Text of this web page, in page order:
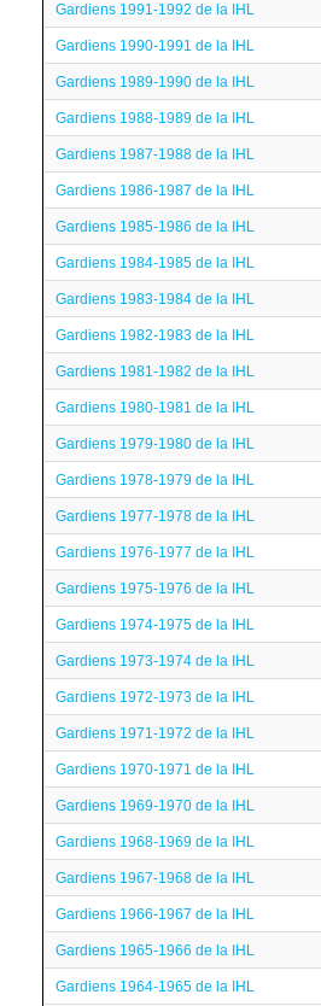
Gardiens 1991-1992 de la IHL
Gardiens 1990-1991 de la IHL
Gardiens 1989-1990 de la IHL
Gardiens 1988-1989 de la IHL
Gardiens 1987-1988 de la IHL
Gardiens 1986-1987 de la IHL
Gardiens 1985-1986 de la IHL
Gardiens 1984-1985 de la IHL
Gardiens 1983-1984 de la IHL
Gardiens 1982-1983 de la IHL
Gardiens 1981-1982 de la IHL
Gardiens 1980-1981 de la IHL
Gardiens 1979-1980 de la IHL
Gardiens 1978-1979 de la IHL
Gardiens 1977-1978 de la IHL
Gardiens 1976-1977 de la IHL
Gardiens 1975-1976 de la IHL
Gardiens 1974-1975 de la IHL
Gardiens 1973-1974 de la IHL
Gardiens 1972-1973 de la IHL
Gardiens 1971-1972 de la IHL
Gardiens 1970-1971 de la IHL
Gardiens 1969-1970 de la IHL
Gardiens 1968-1969 de la IHL
Gardiens 1967-1968 de la IHL
Gardiens 1966-1967 de la IHL
Gardiens 1965-1966 de la IHL
Gardiens 1964-1965 de la IHL